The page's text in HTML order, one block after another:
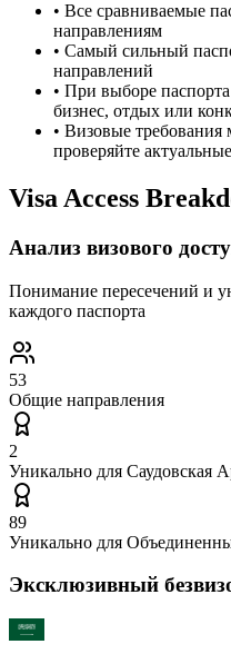
• Все сравниваемые
направлениям
• Самый сильный
направлений
• При выборе
бизнес, отдых или
• Визовые требования
проверяйте
Visa Access
Анализ визового
Понимание пересечений и
каждого паспорта
53
Общие направления
2
Уникально для Саудовская
89
Уникально для
Эксклюзивный